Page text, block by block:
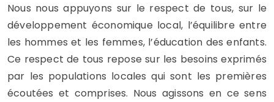
Nous nous appuyons sur le respect de tous, sur le
développement économique local, l’équilibre entre
les hommes et les femmes, l’éducation des enfants.
Ce respect de tous repose sur les besoins exprimés
par les populations locales qui sont les premières
écoutées et comprises. Nous agissons en ce sens